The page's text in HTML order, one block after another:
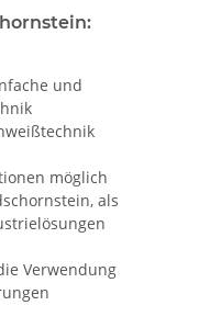
und
möglich
als
Verwendung